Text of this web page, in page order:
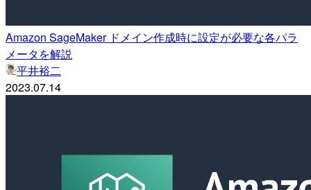
Amazon SageMaker ドメイン作成時に設定が必要な各パラ
メータを解説
平井裕二
2023.07.14